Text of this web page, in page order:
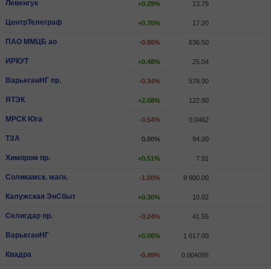
Левенгук +0.29% 13.79
ЦентрТелеграф +0.70% 17.20
ПАО ММЦБ ао -0.86% 636.50
ИРКУТ +0.48% 25.04
ВарьеганHГ пр. -0.34% 578.00
ЯТЭК +2.08% 122.90
МРСК Юга -0.54% 0.0462
ТЗА 0.00% 94.00
Химпром пр. +0.51% 7.91
Соликамск. магн. -1.00% 9 900.00
Калужская ЭнСбыт +0.30% 10.02
Селигдар пр. -0.24% 41.55
ВарьеганHГ +0.06% 1 617.00
Квадра -0.49% 0.004095